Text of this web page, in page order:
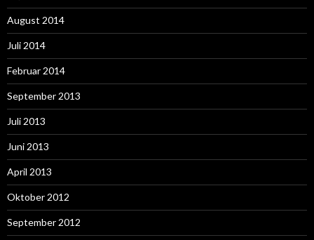
August 2014
Juli 2014
Februar 2014
September 2013
Juli 2013
Juni 2013
April 2013
Oktober 2012
September 2012